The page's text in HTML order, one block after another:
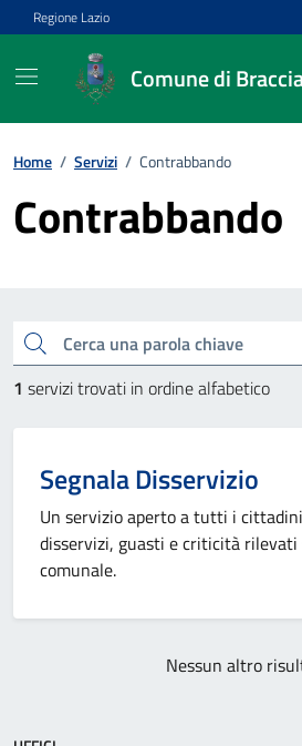
Vai ai contenuti
Vai al footer
Regione Lazio
Comune di
Home / Servizi / Contrabbando
Contrabbando
Cerca una parola chiave
1 servizi trovati in ordine alfabetico
Segnala Disservizio
Un servizio aperto a tutti i
disservizi, guasti e criticità
comunale.
Nessun altro